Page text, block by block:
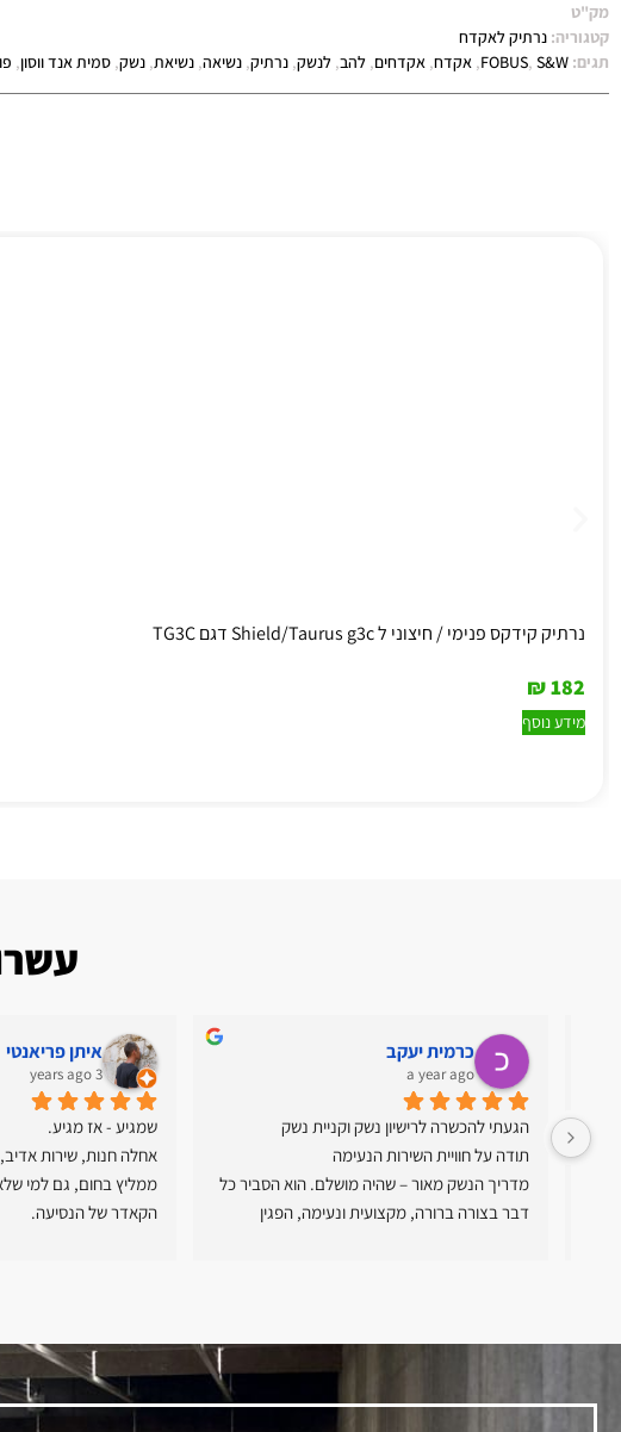
מק"ט
קטגוריה: נרתיק לאקדח
תגים:
FOBUS, S&W
, אקדח, אקדחים, להב, לנשק, נרתיק, נשיאה, נשיאת, נשק, סמית אנד ווסון,
נרתיק קידקס פנימי / חיצוני ל Shield/Taurus g3c דגם TG3C
182
₪
מידע נוסף
כרמית יעקב
a year ago
הגעתי להכשרה לרישיון נשק וקניית נשק
תודה על חוויית השירות הנעימה
הסבר מפורט על שלושת הנשקים שהציע לי , כולל
ירי בכל אחד מהם
איתן פריאנטי
3 years ago
שמגיע - אז מגיע.
אחלה חנות, שירות אדיב,
הקאדר של הנסיעה.